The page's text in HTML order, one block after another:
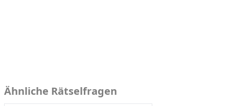
Ähnliche Rätselfragen